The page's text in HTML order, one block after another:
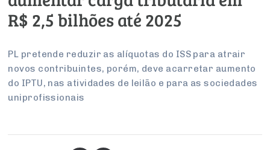
Institucional
PROJETOS ESPECIAIS:
UM BRASIL
Pesquisas
Brasil
Internacional
Modernização do Estado
Legislação
Trabalho
Empresas
Arbitragem e Mediação
Negócios
Varejo
Serviços
Sustentabilidade
FALE CONOSCO
INSTITUCIONAL
Sobre
Negociações Coletivas
CONSELHOS
R$ 2,5 bilhões até 2025
PL pretende reduzir as alíquotas do ISS para atrair
novos contribuintes, porém, deve acarretar aumento
do IPTU, nas atividades de leilão e para as sociedades
uniprofissionais